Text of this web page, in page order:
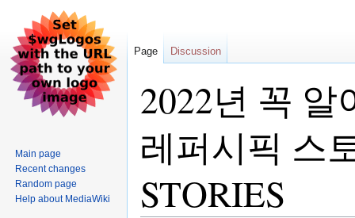
2022년 꼭
레퍼시픽 스
STORIES
Page Discussion
Main page
Recent changes
Random page
Help about MediaWiki